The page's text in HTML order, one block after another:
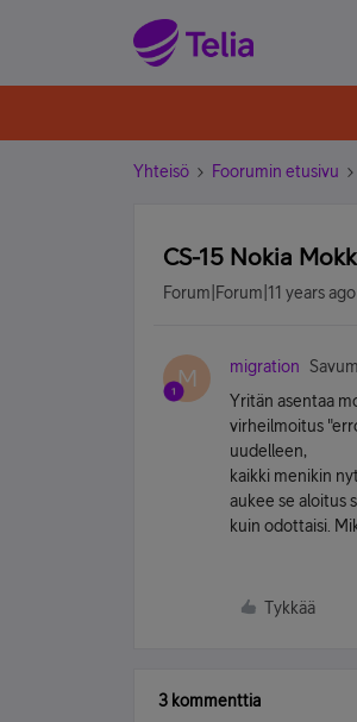
Yhteisö Foorumin etusivu
CS-15 Nokia
Forum|Forum|11 years ago
M migration
Yritän asentaa
virheilmoitus
uudelleen,
kaikki menikin
aukee se aloitus
kuin odottaisi.
Tykkää
3 kommenttia